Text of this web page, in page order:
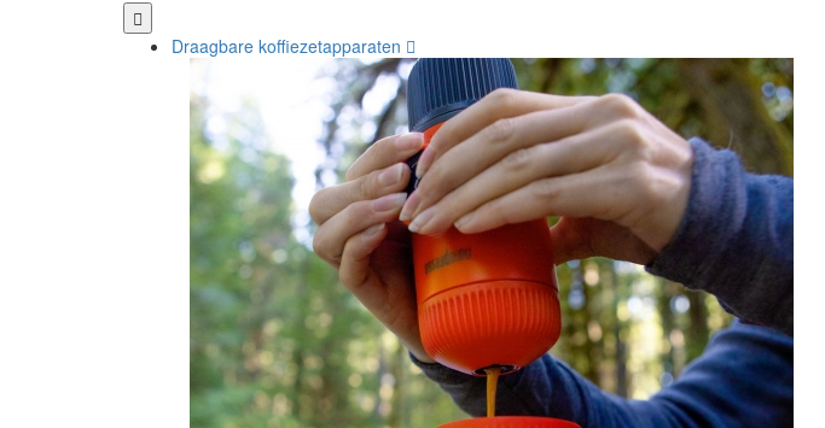
Draagbare koffiezetapparaten